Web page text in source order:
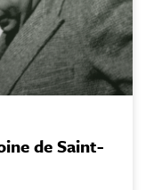
de Saint-